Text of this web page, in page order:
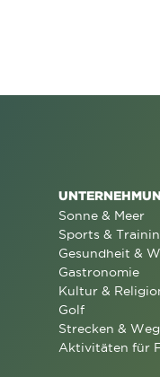
Sonne & Meer
Sports &
Gesundheit &
Gastronomie
Kultur &
Golf
Strecken &
Aktivitäten für